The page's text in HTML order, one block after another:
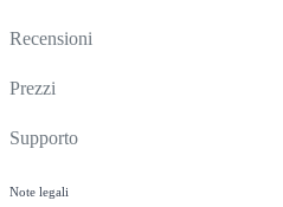
Recensioni
Prezzi
Supporto
Note legali